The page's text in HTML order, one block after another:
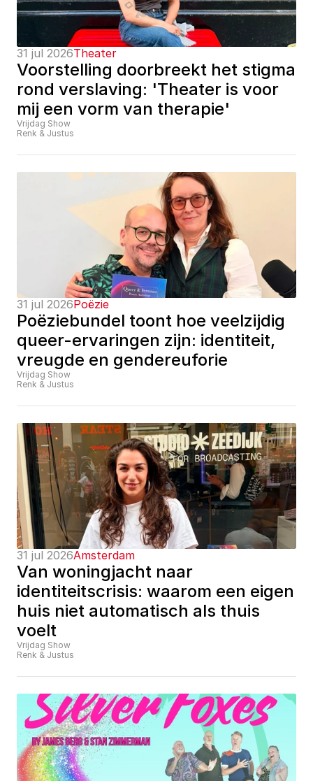
31 jul 2026Theater
Voorstelling doorbreekt het stigma
rond verslaving: 'Theater is voor
mij een vorm van therapie'
Vrijdag Show
Renk & Justus
31 jul 2026Poëzie
Poëziebundel toont hoe veelzijdig
queer-ervaringen zijn: identiteit,
vreugde en gendereuforie
Vrijdag Show
Renk & Justus
31 jul 2026Amsterdam
Van woningjacht naar
identiteitscrisis: waarom een eigen
huis niet automatisch als thuis
voelt
Vrijdag Show
Renk & Justus